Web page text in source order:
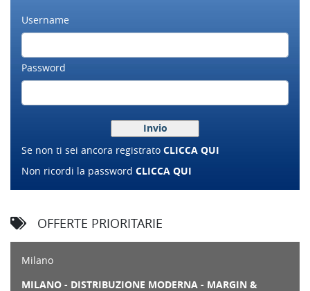
Username
Password
Se non ti sei ancora registrato CLICCA QUI
Non ricordi la password CLICCA QUI
OFFERTE PRIORITARIE
Milano
MILANO - DISTRIBUZIONE MODERNA - MARGIN &